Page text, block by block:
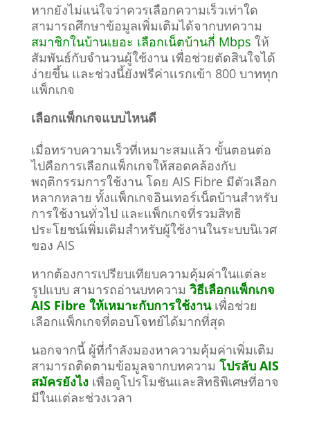
หากยังไม่แน่ใจว่าควรเลือกความเร็วเท่าใด
สามารถศึกษาข้อมูลเพิ่มเติมได้จากบทความ
สมาชิกในบ้านเยอะ เลือกเน็ตบ้านกี่ Mbps ให้
สัมพันธ์กับจำนวนผู้ใช้งาน เพื่อช่วยตัดสินใจได้
ง่ายขึ้น และช่วงนี้ยังฟรีค่าเเรกเข้า 800 บาททุก
แพ็กเกจ
เลือกแพ็กเกจแบบไหนดี
เมื่อทราบความเร็วที่เหมาะสมแล้ว ขั้นตอนต่อ
ไปคือการเลือกแพ็กเกจให้สอดคล้องกับ
พฤติกรรมการใช้งาน โดย AIS Fibre มีตัวเลือก
หลากหลาย ทั้งแพ็กเกจอินเทอร์เน็ตบ้านสำหรับ
การใช้งานทั่วไป และแพ็กเกจที่รวมสิทธิ
ประโยชน์เพิ่มเติมสำหรับผู้ใช้งานในระบบนิเวศ
ของ AIS
หากต้องการเปรียบเทียบความคุ้มค่าในแต่ละ
รูปแบบ สามารถอ่านบทความ วิธีเลือกแพ็กเกจ
AIS Fibre ให้เหมาะกับการใช้งานเพื่อช่วย
เลือกแพ็กเกจที่ตอบโจทย์ได้มากที่สุด
นอกจากนี้ ผู้ที่กำลังมองหาความคุ้มค่าเพิ่มเติม
สามารถติดตามข้อมูลจากบทความ โปรลับ AIS
สมัครยังไงเพื่อดูโปรโมชันและสิทธิพิเศษที่อาจ
มีในแต่ละช่วงเวลา